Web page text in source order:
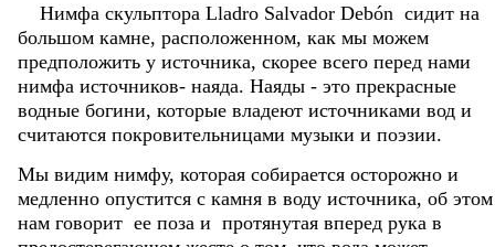
Нимфа скульптора Lladro Salvador Debón сидит на
большом камне, расположенном, как мы можем
предположить у источника, скорее всего перед нами
нимфа источников- наяда. Наяды - это прекрасные
водные богини, которые владеют источниками вод и
считаются покровительницами музыки и поэзии.
Мы видим нимфу, которая собирается осторожно и
медленно опустится с камня в воду источника, об этом
нам говорит ее поза и протянутая вперед рука в